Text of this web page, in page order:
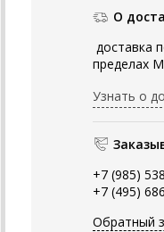
О
доставка
пределах
Узнать о
+7 (985)
+7 (495)
Обратный